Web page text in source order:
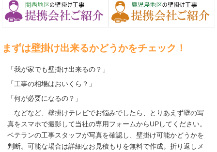
まずは壁掛け出来るかどうかをチェック！
「我が家でも壁掛け出来るの？」
「工事の相場はおいくら？」
「何が必要になるの？」
…などなど、壁掛けテレビでお悩みでしたら、とりあえず壁の写
真をスマホで撮影して当社の専用フォームからUPしてください。
ベテランの工事スタッフが写真を確認し、壁掛け可能かどうかを
判断。可能な場合は詳細なお見積もりを無料で作成。折り返しメ